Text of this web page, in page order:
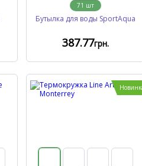
71 шт
Бутылка для воды SportAqua
387.77грн.